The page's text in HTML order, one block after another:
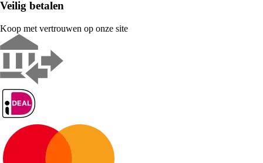
Veilig betalen
Koop met vertrouwen op onze site